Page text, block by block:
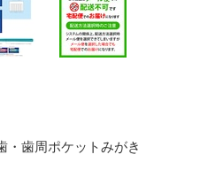
・歯周ポケットみがき